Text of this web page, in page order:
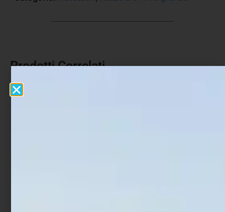
Prodotti Correlati